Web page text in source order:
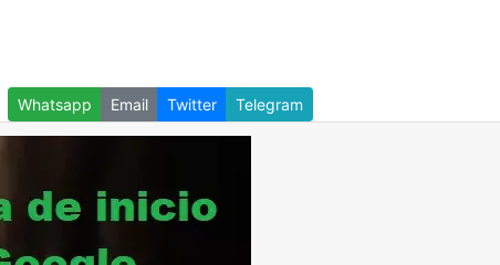
Whatsapp Email Twitter Telegram